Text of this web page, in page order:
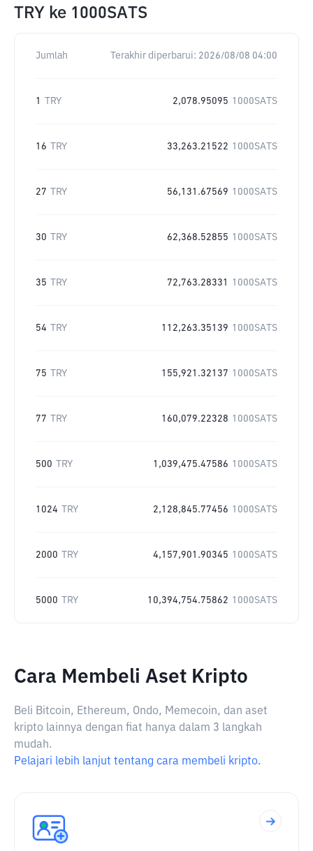
TRY ke 1000SATS
Jumlah Terakhir diperbarui: 2026/08/08 04:00
1 TRY 2,078.95095 1000SATS
16 TRY 33,263.21522 1000SATS
27 TRY 56,131.67569 1000SATS
30 TRY 62,368.52855 1000SATS
35 TRY 72,763.28331 1000SATS
54 TRY 112,263.35139 1000SATS
75 TRY 155,921.32137 1000SATS
77 TRY 160,079.22328 1000SATS
500 TRY 1,039,475.47586 1000SATS
1024 TRY 2,128,845.77456 1000SATS
2000 TRY 4,157,901.90345 1000SATS
5000 TRY 10,394,754.75862 1000SATS
Cara Membeli Aset Kripto
Beli Bitcoin, Ethereum, Ondo, Memecoin, dan aset
kripto lainnya dengan fiat hanya dalam 3 langkah
mudah.
Pelajari lebih lanjut tentang cara membeli kripto.